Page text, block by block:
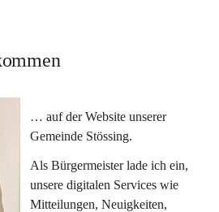
… auf der Website unserer
Gemeinde Stössing.
Als Bürgermeister lade ich ein,
unsere digitalen Services wie
Mitteilungen, Neuigkeiten,